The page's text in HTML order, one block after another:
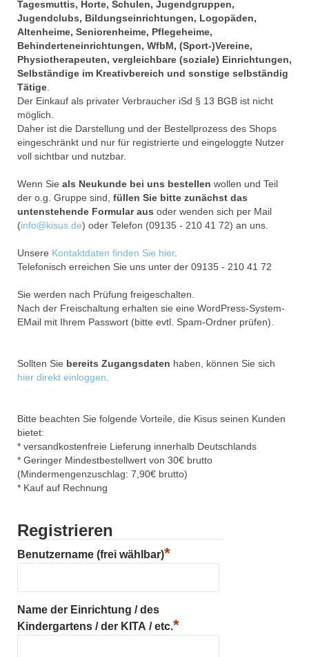
Tagesmuttis, Horte, Schulen, Jugendgruppen,
Jugendclubs, Bildungseinrichtungen, Logopäden,
Altenheime, Seniorenheime, Pflegeheime,
Behinderteneinrichtungen, WfbM, (Sport-)Vereine,
Physiotherapeuten, vergleichbare (soziale) Einrichtungen,
Selbständige im Kreativbereich und sonstige selbständig
Tätige.
Der Einkauf als privater Verbraucher iSd § 13 BGB ist nicht
möglich.
Daher ist die Darstellung und der Bestellprozess des Shops
eingeschränkt und nur für registrierte und eingeloggte Nutzer
voll sichtbar und nutzbar.
Wenn Sie als Neukunde bei uns bestellen wollen und Teil
der o.g. Gruppe sind, füllen Sie bitte zunächst das
untenstehende Formular aus oder wenden sich per Mail
(info@kisus.de) oder Telefon (09135 - 210 41 72) an uns.
Unsere Kontaktdaten finden Sie hier.
Telefonisch erreichen Sie uns unter der 09135 - 210 41 72
Sie werden nach Prüfung freigeschalten.
Nach der Freischaltung erhalten sie eine WordPress-System-
EMail mit Ihrem Passwort (bitte evtl. Spam-Ordner prüfen).
Sollten Sie bereits Zugangsdaten haben, können Sie sich
hier direkt einloggen.
Bitte beachten Sie folgende Vorteile, die Kisus seinen Kunden
bietet:
* versandkostenfreie Lieferung innerhalb Deutschlands
* Geringer Mindestbestellwert von 30€ brutto
(Mindermengenzuschlag: 7,90€ brutto)
* Kauf auf Rechnung
Registrieren
Benutzername (frei wählbar)*
Name der Einrichtung / des
Kindergartens / der KITA / etc.*